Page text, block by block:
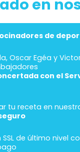
en
de
Oscar Egéa y
con el
tu receta en
de último nivel